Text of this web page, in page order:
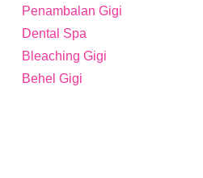
Penambalan Gigi
Dental Spa
Bleaching Gigi
Behel Gigi